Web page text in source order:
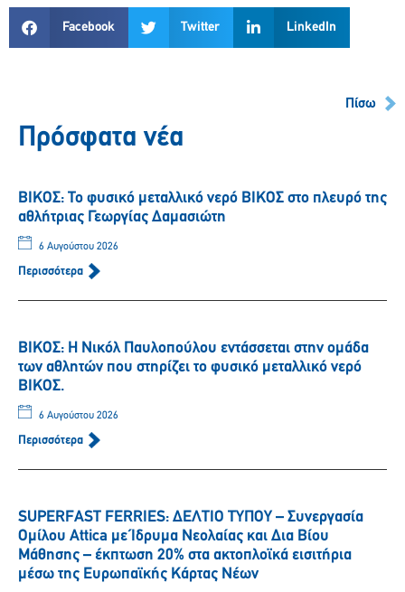
Facebook Twitter LinkedIn
Πίσω
Πρόσφατα νέα
ΒΙΚΟΣ: Το φυσικό μεταλλικό νερό ΒΙΚΟΣ στο πλευρό της
αθλήτριας Γεωργίας Δαμασιώτη
6 Αυγούστου 2026
Περισσότερα
ΒΙΚΟΣ: Η Νικόλ Παυλοπούλου εντάσσεται στην ομάδα
των αθλητών που στηρίζει το φυσικό μεταλλικό νερό
ΒΙΚΟΣ.
6 Αυγούστου 2026
Περισσότερα
SUPERFAST FERRIES: ΔΕΛΤΙΟ ΤΥΠΟΥ – Συνεργασία
Ομίλου Attica με Ίδρυμα Νεολαίας και Δια Βίου
Μάθησης – έκπτωση 20% στα ακτοπλοϊκά εισιτήρια
μέσω της Ευρωπαϊκής Κάρτας Νέων